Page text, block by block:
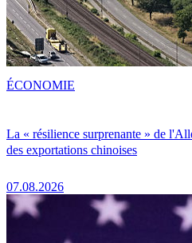
La « résilience surprenante » de
des exportations chinoises
07.08.2026
ÉCONOMIE